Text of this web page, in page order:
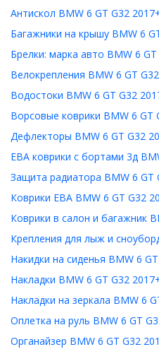
Антискол BMW 6 GT G32
Багажники на крышу BMW 6
Брелки: марка авто BMW 6
Велокрепления BMW 6 GT
Водостоки BMW 6 GT G32
Ворсовые коврики BMW 6 GT
Дефлекторы BMW 6 GT G32
ЕВА коврики с бортами 3д
Защита радиатора BMW 6 GT
Коврики ЕВА BMW 6 GT G32
Коврики в салон и багажник
Крепления для лыж и
Накидки на сиденья BMW 6
Накладки BMW 6 GT G32
Накладки на зеркала BMW 6
Оплетка на руль BMW 6 GT
Органайзер BMW 6 GT G32